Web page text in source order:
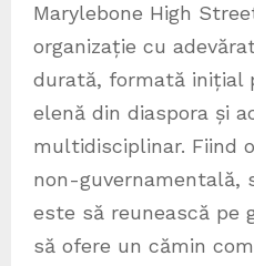
Marylebone High
organizație cu
durată, formată inițial
elenă din diaspora și
multidisciplinar. Fiind
non-guvernamentală,
este să reunească pe
să ofere un cămin